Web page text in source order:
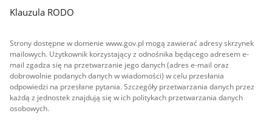
Klauzula RODO
Strony dostępne w domenie www.gov.pl mogą zawierać adresy skrzynek
mailowych. Użytkownik korzystający z odnośnika będącego adresem e-
mail zgadza się na przetwarzanie jego danych (adres e-mail oraz
dobrowolnie podanych danych w wiadomości) w celu przesłania
odpowiedzi na przesłane pytania. Szczegóły przetwarzania danych przez
każdą z jednostek znajdują się w ich politykach przetwarzania danych
osobowych.